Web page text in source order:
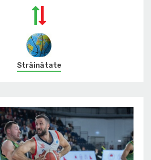
Străinătate